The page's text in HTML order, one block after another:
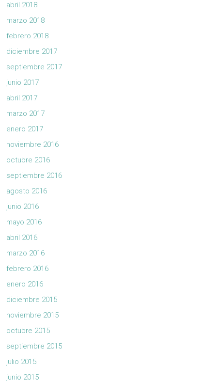
abril 2018
marzo 2018
febrero 2018
diciembre 2017
septiembre 2017
junio 2017
abril 2017
marzo 2017
enero 2017
noviembre 2016
octubre 2016
septiembre 2016
agosto 2016
junio 2016
mayo 2016
abril 2016
marzo 2016
febrero 2016
enero 2016
diciembre 2015
noviembre 2015
octubre 2015
septiembre 2015
julio 2015
junio 2015